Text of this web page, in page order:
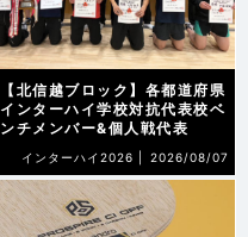
【北信越ブロック】各都道府県
インターハイ学校対抗代表校ベ
ンチメンバー&個人戦代表
インターハイ2026 | 2026/08/07